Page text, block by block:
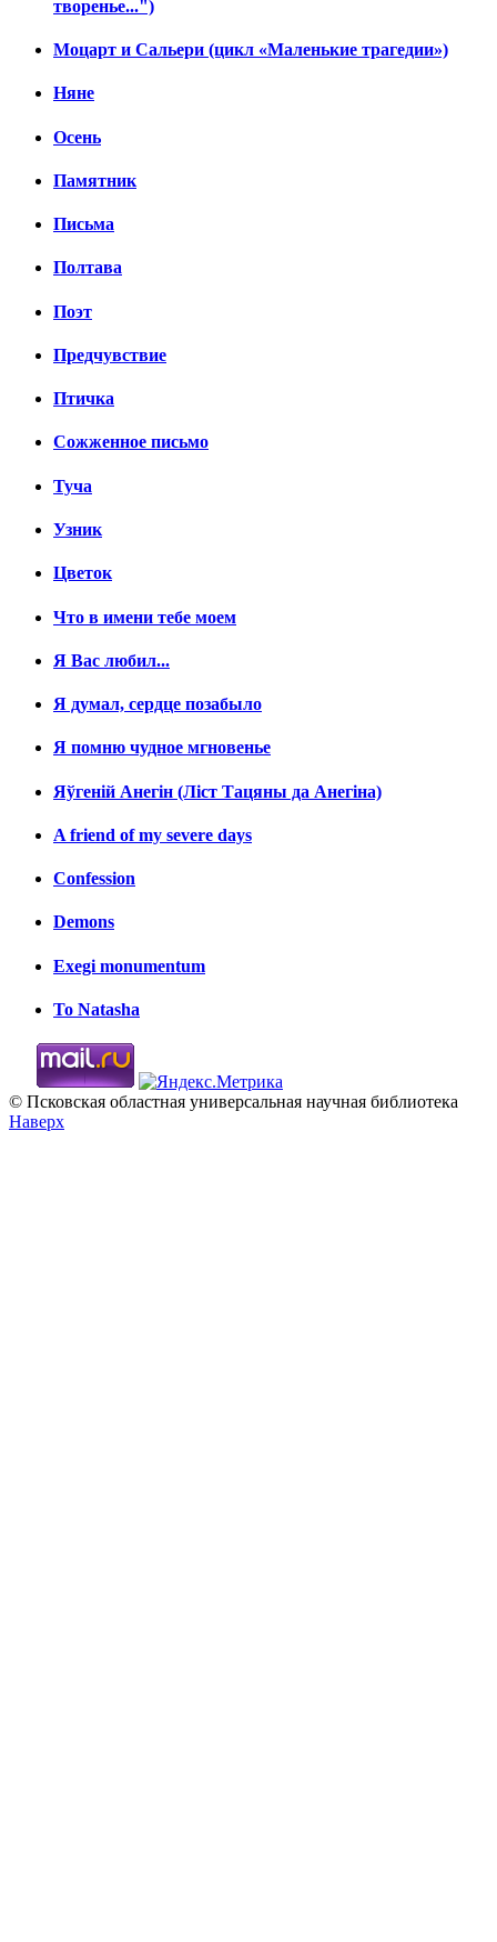
творенье...")
Моцарт и Сальери (цикл «Маленькие трагедии»)
Няне
Осень
Памятник
Письма
Полтава
Поэт
Предчувствие
Птичка
Сожженное письмо
Туча
Узник
Цветок
Что в имени тебе моем
Я Вас любил...
Я думал, сердце позабыло
Я помню чудное мгновенье
Яўгенiй Анегін (Лiст Тацяны да Анегiна)
A friend of my severe days
Confession
Demons
Exegi monumentum
To Natasha
© Псковская областная универсальная научная библиотека
Наверх